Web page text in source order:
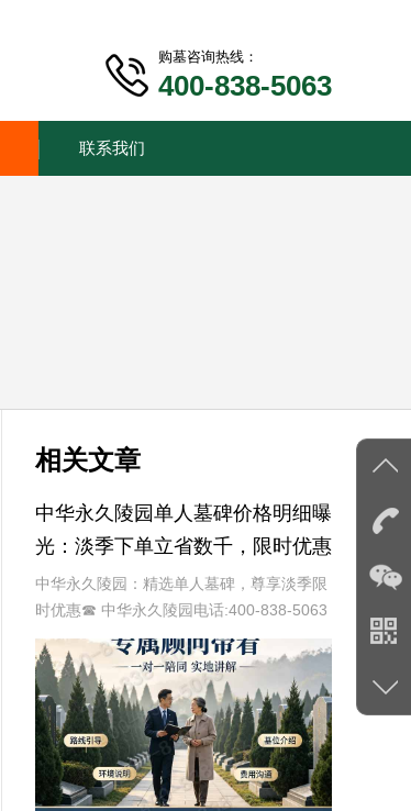
购墓咨询热线：
400-838-5063
联系我们
相关文章
中华永久陵园单人墓碑价格明细曝
光：淡季下单立省数千，限时优惠
深度解析
中华永久陵园：精选单人墓碑，尊享淡季限
时优惠☎ 中华永久陵园电话:400-838-5063
中华永久陵园，作为国内知名的陵园品牌，
始终以提供高品质的墓碑产品和服务为己
任。本文将全面解析中华永久陵园多款